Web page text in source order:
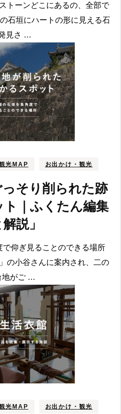
トーンどこにあるの、全部で
石垣にハートの形に見える石
見さ …
光MAP お出かけ・観光
そり削られた跡
｜ふくたん編集
説」
仰ぎ見ることのできる場所
の小谷さんに案内され、二の
地がご …
光MAP お出かけ・観光